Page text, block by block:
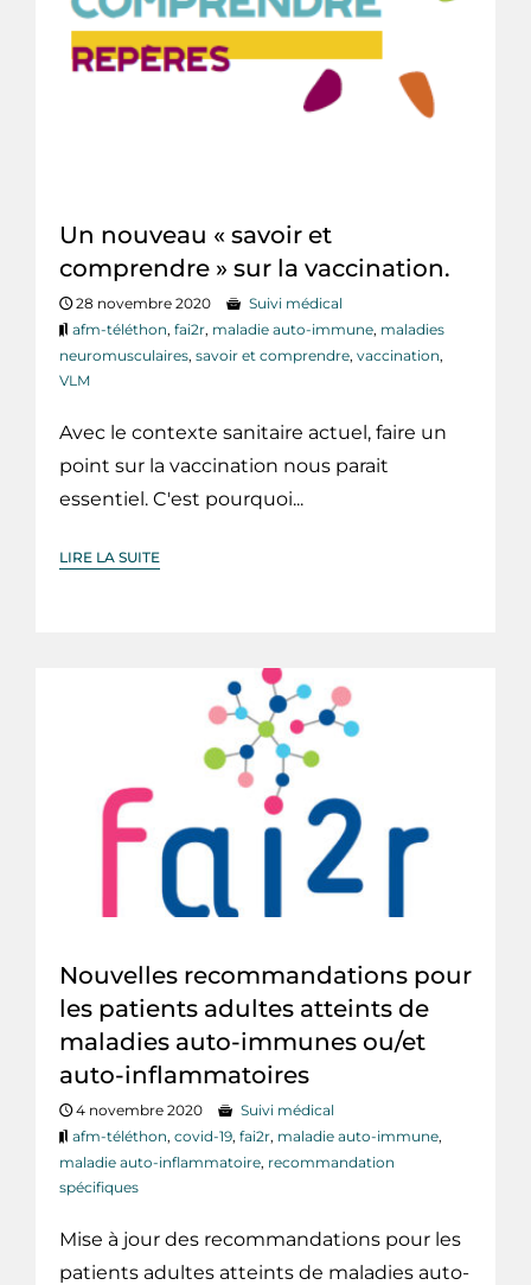
Un nouveau « savoir et
comprendre » sur la vaccination.
28 novembre 2020
Suivi médical
afm-téléthon, fai2r, maladie auto-immune, maladies
neuromusculaires, savoir et comprendre, vaccination,
VLM
Avec le contexte sanitaire actuel, faire un
point sur la vaccination nous parait
essentiel. C'est pourquoi...
LIRE LA SUITE
Nouvelles recommandations pour
les patients adultes atteints de
maladies auto-immunes ou/et
auto-inflammatoires
4 novembre 2020
Suivi médical
afm-téléthon, covid-19, fai2r, maladie auto-immune,
maladie auto-inflammatoire, recommandation
spécifiques
Mise à jour des recommandations pour les
patients adultes atteints de maladies auto-